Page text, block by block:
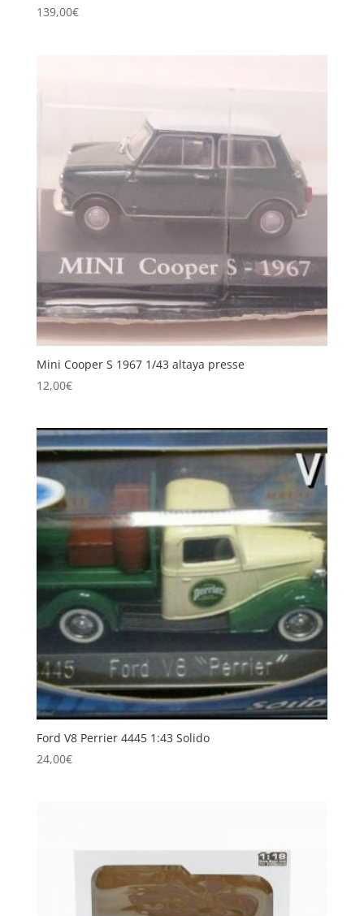
139,00€
Mini Cooper S 1967 1/43 altaya presse
12,00€
Ford V8 Perrier 4445 1:43 Solido
24,00€